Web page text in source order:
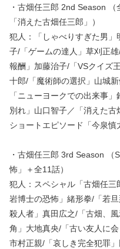
・古畑任三郎 2nd Season
「消えた古畑任三郎」）
犯人：「しゃべりすぎた男
子/「ゲームの達人」草刈正
報酬」加藤治子/「VSクイズ
十郎/「魔術師の選択」山城
「ニューヨークでの出来事
別れ」山口智子／「消えた
ショートエピソード「今泉慎
・古畑任三郎 3rd Season （
怖」＋全11話）
犯人：スペシャル「古畑任
岩博士の恐怖」緒形拳/「若
殺人者」真田広之/「古畑、
角」大地真央/「古い友人に
市村正親/「哀しき完全犯罪